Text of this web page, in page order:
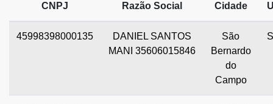
CNPJ Razão Social Cidade
45998398000135
DANIEL SANTOS
MANI 35606015846
São
Bernardo
do
Campo